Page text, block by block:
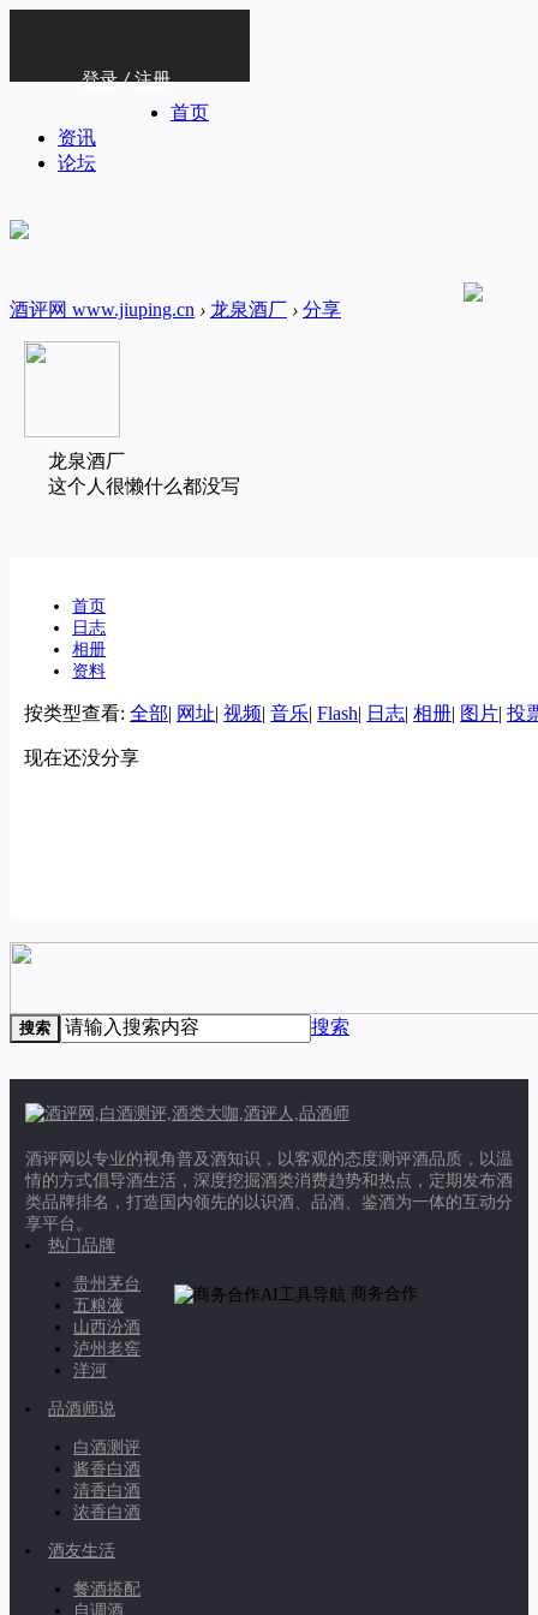
登录 / 注册
首页
资讯
论坛
酒评网 www.jiuping.cn › 龙泉酒厂 › 分享
龙泉酒厂
这个人很懒什么都没写
首页
日志
相册
资料
按类型查看:全部| 网址| 视频| 音乐| Flash| 日志| 相册| 图片| 投
现在还没分享
搜索 搜索
酒评网以专业的视角普及酒知识，以客观的态度测评酒品质，以温
情的方式倡导酒生活，深度挖掘酒类消费趋势和热点，定期发布酒
类品牌排名，打造国内领先的以识酒、品酒、鉴酒为一体的互动分
享平台。
热门品牌
贵州茅台
五粮液
山西汾酒
泸州老窖
洋河
品酒师说
白酒测评
酱香白酒
清香白酒
浓香白酒
酒友生活
餐酒搭配
自调酒
商务合作